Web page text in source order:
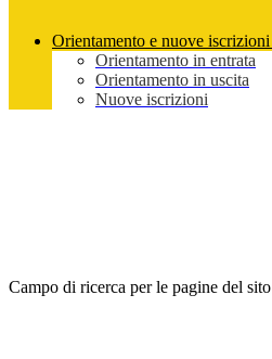
Orientamento e nuove iscrizioni
Orientamento in entrata
Orientamento in uscita
Nuove iscrizioni
Campo di ricerca per le pagine del sito